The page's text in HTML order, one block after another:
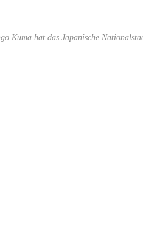
Kuma hat das Japanische